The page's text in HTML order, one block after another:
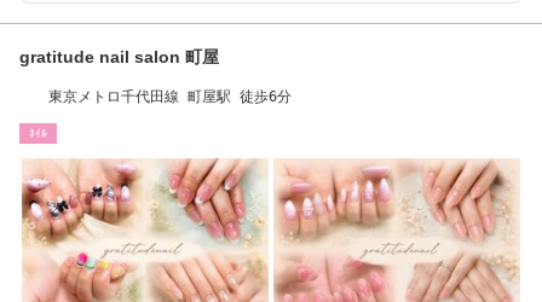
gratitude nail salon 町屋
東京メトロ千代田線 町屋駅 徒歩6分
ﾈｲﾙ